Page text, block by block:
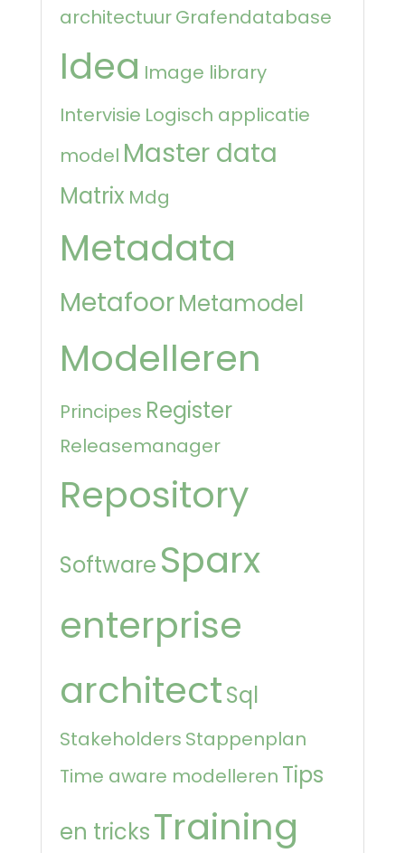
architectuurGrafendatabase
Idea Image library
Intervisie Logisch applicatie
model Master data
Matrix Mdg
Metadata
MetafoorMetamodel
Modelleren
Principes Register
Releasemanager
Repository
Software Sparx
enterprise
architectSql
Stakeholders Stappenplan
Time aware modelleren Tips
en tricksTraining